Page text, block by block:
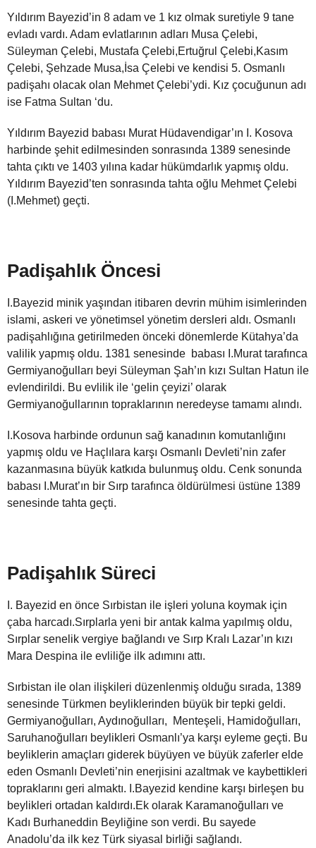
Yıldırım Bayezid’in 8 adam ve 1 kız olmak suretiyle 9 tane
evladı vardı. Adam evlatlarının adları Musa Çelebi,
Süleyman Çelebi, Mustafa Çelebi,Ertuğrul Çelebi,Kasım
Çelebi, Şehzade Musa,İsa Çelebi ve kendisi 5. Osmanlı
padişahı olacak olan Mehmet Çelebi’ydi. Kız çocuğunun adı
ise Fatma Sultan ‘du.
Yıldırım Bayezid babası Murat Hüdavendigar’ın I. Kosova
harbinde şehit edilmesinden sonrasında 1389 senesinde
tahta çıktı ve 1403 yılına kadar hükümdarlık yapmış oldu.
Yıldırım Bayezid’ten sonrasında tahta oğlu Mehmet Çelebi
(I.Mehmet) geçti.
Padişahlık Öncesi
I.Bayezid minik yaşından itibaren devrin mühim isimlerinden
islami, askeri ve yönetimsel yönetim dersleri aldı. Osmanlı
padişahlığına getirilmeden önceki dönemlerde Kütahya’da
valilik yapmış oldu. 1381 senesinde babası I.Murat tarafınca
Germiyanoğulları beyi Süleyman Şah’ın kızı Sultan Hatun ile
evlendirildi. Bu evlilik ile ‘gelin çeyizi’ olarak
Germiyanoğullarının topraklarının neredeyse tamamı alındı.
I.Kosova harbinde ordunun sağ kanadının komutanlığını
yapmış oldu ve Haçlılara karşı Osmanlı Devleti’nin zafer
kazanmasına büyük katkıda bulunmuş oldu. Cenk sonunda
babası I.Murat’ın bir Sırp tarafınca öldürülmesi üstüne 1389
senesinde tahta geçti.
Padişahlık Süreci
I. Bayezid en önce Sırbistan ile işleri yoluna koymak için
çaba harcadı.Sırplarla yeni bir antak kalma yapılmış oldu,
Sırplar senelik vergiye bağlandı ve Sırp Kralı Lazar’ın kızı
Mara Despina ile evliliğe ilk adımını attı.
Sırbistan ile olan ilişkileri düzenlenmiş olduğu sırada, 1389
senesinde Türkmen beyliklerinden büyük bir tepki geldi.
Germiyanoğulları, Aydınoğulları, Menteşeli, Hamidoğulları,
Saruhanoğulları beylikleri Osmanlı’ya karşı eyleme geçti. Bu
beyliklerin amaçları giderek büyüyen ve büyük zaferler elde
eden Osmanlı Devleti’nin enerjisini azaltmak ve kaybettikleri
topraklarını geri almaktı. I.Bayezid kendine karşı birleşen bu
beylikleri ortadan kaldırdı.Ek olarak Karamanoğulları ve
Kadı Burhaneddin Beyliğine son verdi. Bu sayede
Anadolu’da ilk kez Türk siyasal birliği sağlandı.